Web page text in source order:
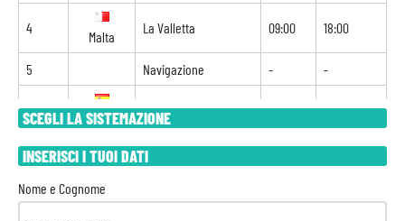
SCEGLI LA SISTEMAZIONE
INSERISCI I TUOI DATI
Nome e Cognome
4
Malta
La Valletta 09:00 18:00
5 Navigazione - -
6
Spagna
Palma di Maiorca 09:00 21:00
7
Spagna
Barcellona